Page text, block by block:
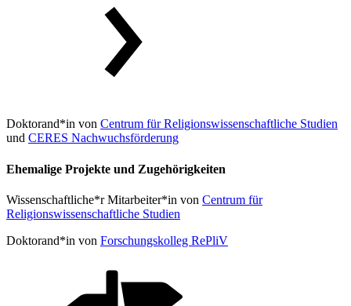
Doktorand*in von Centrum für Religionswissenschaftliche Studien
und CERES Nachwuchsförderung
Ehemalige Projekte und Zugehörigkeiten
Wissenschaftliche*r Mitarbeiter*in von Centrum für
Religionswissenschaftliche Studien
Doktorand*in von Forschungskolleg RePliV